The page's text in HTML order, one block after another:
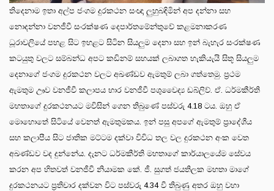
තිදෙනාම ඉතා අල්ප ජංගම දුරකථන සංඥා ලුහුබඳිමින් අප දන්නා සහ
නොදන්නා වනජීවී සංරක්ෂණ දෙපාර්තමේන්තුවේ කළමනාකරණ
ධූරාවලියේ පහළ සිට ඉහළට සිටින සියලුම දෙනා සහ ඉන් බැහැර සංරක්ෂණ
කටයුතු වලට සම්බන්ධ අපට කඩිනම් සහයක් ලබාගත හැකියැයි සිතූ සියලුම
දෙනාගේ ජංගම දුරකථන වලට අඛණ්ඩව ඇමතුම් ලබා ගත්තෙමු. ප්‍රථම
ඇමතුම ඌව වනජීවී කලාපය භාර වනජීවී පශුවෛද්‍ය ඩබ්ලිව්. ඒ. ධර්මකීර්ති
මහතාගේ දුරකථනයට මවිසින් ගෙන තිබුණේ පස්වරු 4.18 ටය. ඔහු ඒ
මොහොතේ සිටියේ වෙනත් ඇමතුමකය. ඉන් පසු අපගේ ඇමතුම් ප්‍රාදේශීය
සහ කලාපීය සිට ජාතික මට්ටම දක්වා විවිධ තල වල දුරකථන අංක වෙත
අඛණ්ඩව වද දුන්නේය. දැනට ධර්මකීර්ති මහතාගේ කාර්යාලයේම සේවය
කරන අප හිතවත් වනජීවී නියාමක කේ. ජී. සුගත් ජයතිලක මහතා මාගේ
දුරකථනයට ප්‍රතිචාර දක්වන විට පස්වරු 4.34 වී තිබුණු අතර ඔහු වහා